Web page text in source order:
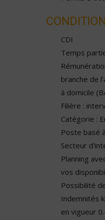
CDI
Temps
branche de
à domicile
Filière :
Catégorie :
Poste basé
Secteur
Planning
vos
Possibilité
Indemnités
en vigueur